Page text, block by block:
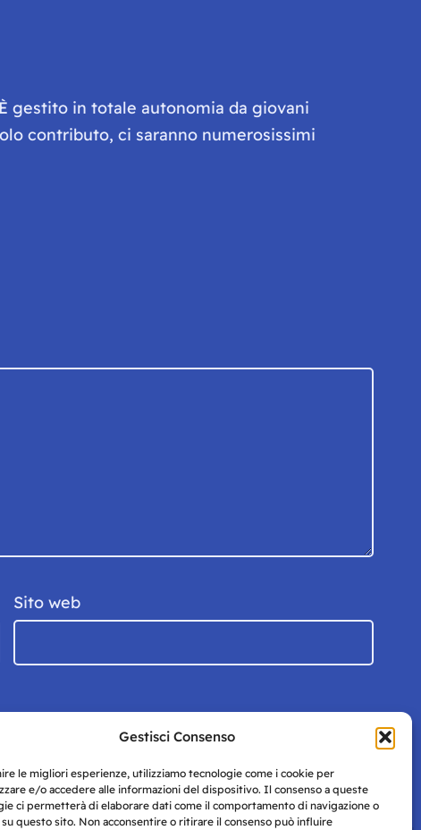
Gestisci Consenso
le migliori esperienze, utilizziamo tecnologie come i cookie per
e/o accedere alle informazioni del dispositivo. Il consenso a queste
ci permetterà di elaborare dati come il comportamento di navigazione o
questo sito. Non acconsentire o ritirare il consenso può influire
gestito in totale autonomia da giovani
contributo, ci saranno numerosissimi
Sito web